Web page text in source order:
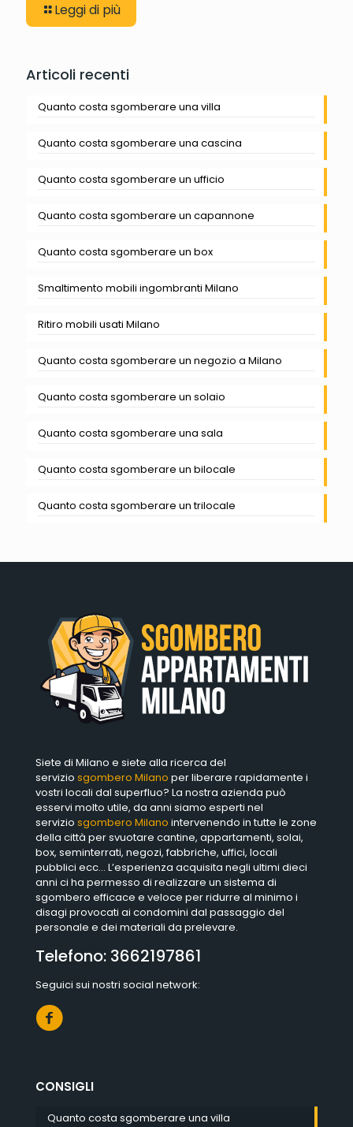
Leggi di più
Articoli recenti
Quanto costa sgomberare una villa
Quanto costa sgomberare una cascina
Quanto costa sgomberare un ufficio
Quanto costa sgomberare un capannone
Quanto costa sgomberare un box
Smaltimento mobili ingombranti Milano
Ritiro mobili usati Milano
Quanto costa sgomberare un negozio a Milano
Quanto costa sgomberare un solaio
Quanto costa sgomberare una sala
Quanto costa sgomberare un bilocale
Quanto costa sgomberare un trilocale
Siete di Milano e siete alla ricerca del
servizio sgombero Milano per liberare rapidamente i
vostri locali dal superfluo? La nostra azienda può
esservi molto utile, da anni siamo esperti nel
servizio sgombero Milano intervenendo in tutte le zone
della città per svuotare cantine, appartamenti, solai,
box, seminterrati, negozi, fabbriche, uffici, locali
pubblici ecc… L’esperienza acquisita negli ultimi dieci
anni ci ha permesso di realizzare un sistema di
sgombero efficace e veloce per ridurre al minimo i
disagi provocati ai condomini dal passaggio del
personale e dei materiali da prelevare.
Telefono: 3662197861
Seguici sui nostri social network:
CONSIGLI
Quanto costa sgomberare una villa